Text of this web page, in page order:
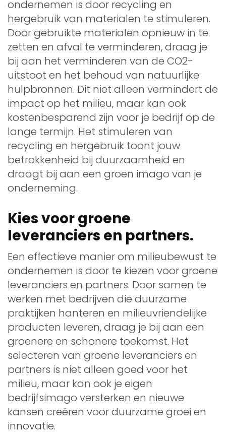
ondernemen is door recycling en
hergebruik van materialen te stimuleren.
Door gebruikte materialen opnieuw in te
zetten en afval te verminderen, draag je
bij aan het verminderen van de CO2-
uitstoot en het behoud van natuurlijke
hulpbronnen. Dit niet alleen vermindert de
impact op het milieu, maar kan ook
kostenbesparend zijn voor je bedrijf op de
lange termijn. Het stimuleren van
recycling en hergebruik toont jouw
betrokkenheid bij duurzaamheid en
draagt bij aan een groen imago van je
onderneming.
Kies voor groene
leveranciers en partners.
Een effectieve manier om milieubewust te
ondernemen is door te kiezen voor groene
leveranciers en partners. Door samen te
werken met bedrijven die duurzame
praktijken hanteren en milieuvriendelijke
producten leveren, draag je bij aan een
groenere en schonere toekomst. Het
selecteren van groene leveranciers en
partners is niet alleen goed voor het
milieu, maar kan ook je eigen
bedrijfsimago versterken en nieuwe
kansen creëren voor duurzame groei en
innovatie.